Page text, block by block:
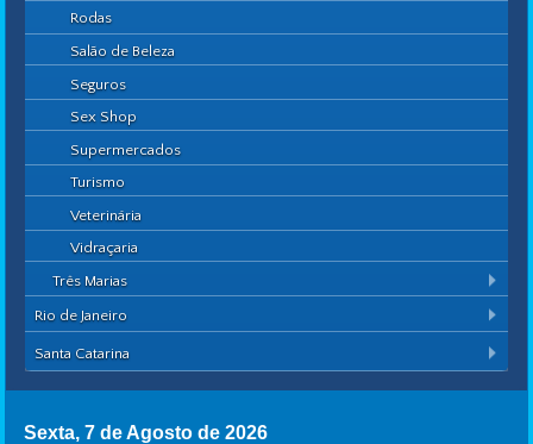
Rodas
Salão de Beleza
Seguros
Sex Shop
Supermercados
Turismo
Veterinária
Vidraçaria
Três Marias
Rio de Janeiro
Santa Catarina
Sexta, 7 de Agosto de 2026